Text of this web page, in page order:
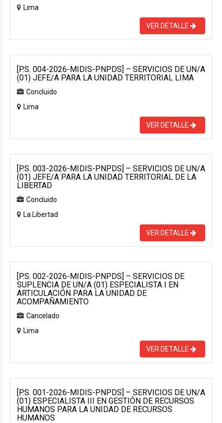
Lima
VER DETALLE
[P.S. 004-2026-MIDIS-PNPDS] – SERVICIOS DE UN/A
(01) JEFE/A PARA LA UNIDAD TERRITORIAL LIMA
Concluido
Lima
VER DETALLE
[P.S. 003-2026-MIDIS-PNPDS] – SERVICIOS DE UN/A
(01) JEFE/A PARA LA UNIDAD TERRITORIAL DE LA
LIBERTAD
Concluido
La Libertad
VER DETALLE
[P.S. 002-2026-MIDIS-PNPDS] – SERVICIOS DE
SUPLENCIA DE UN/A (01) ESPECIALISTA I EN
ARTICULACIÓN PARA LA UNIDAD DE
ACOMPAÑAMIENTO
Cancelado
Lima
VER DETALLE
[P.S. 001-2026-MIDIS-PNPDS] – SERVICIOS DE UN/A
(01) ESPECIALISTA III EN GESTIÓN DE RECURSOS
HUMANOS PARA LA UNIDAD DE RECURSOS
HUMANOS